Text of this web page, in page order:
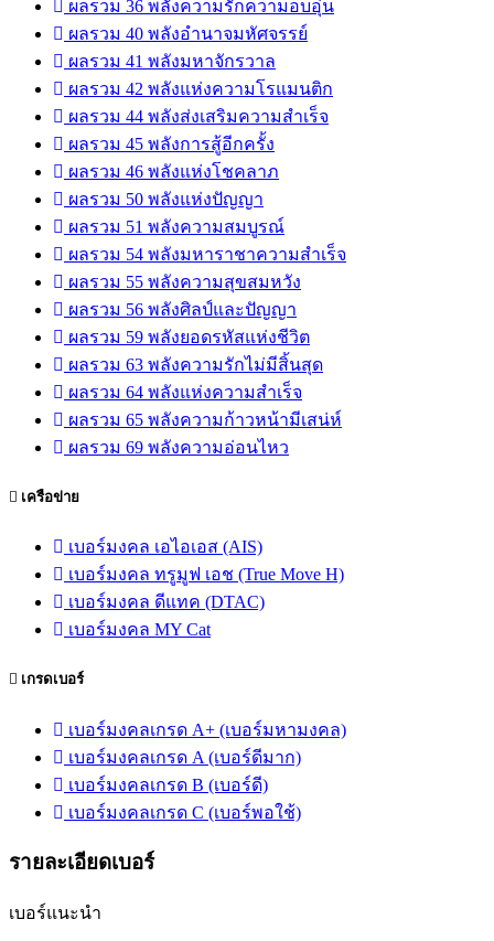
ผลรวม 36 พลังความรักความอบอุ่น
ผลรวม 40 พลังอำนาจมหัศจรรย์
ผลรวม 41 พลังมหาจักรวาล
ผลรวม 42 พลังแห่งความโรแมนติก
ผลรวม 44 พลังส่งเสริมความสำเร็จ
ผลรวม 45 พลังการสู้อีกครั้ง
ผลรวม 46 พลังแห่งโชคลาภ
ผลรวม 50 พลังแห่งปัญญา
ผลรวม 51 พลังความสมบูรณ์
ผลรวม 54 พลังมหาราชาความสำเร็จ
ผลรวม 55 พลังความสุขสมหวัง
ผลรวม 56 พลังศิลป์และปัญญา
ผลรวม 59 พลังยอดรหัสแห่งชีวิต
ผลรวม 63 พลังความรักไม่มีสิ้นสุด
ผลรวม 64 พลังแห่งความสำเร็จ
ผลรวม 65 พลังความก้าวหน้ามีเสน่ห์
ผลรวม 69 พลังความอ่อนไหว
เครือข่าย
เบอร์มงคล เอไอเอส (AIS)
เบอร์มงคล ทรูมูฟ เอช (True Move H)
เบอร์มงคล ดีแทค (DTAC)
เบอร์มงคล MY Cat
เกรดเบอร์
เบอร์มงคลเกรด A+ (เบอร์มหามงคล)
เบอร์มงคลเกรด A (เบอร์ดีมาก)
เบอร์มงคลเกรด B (เบอร์ดี)
เบอร์มงคลเกรด C (เบอร์พอใช้)
รายละเอียดเบอร์
เบอร์แนะนำ